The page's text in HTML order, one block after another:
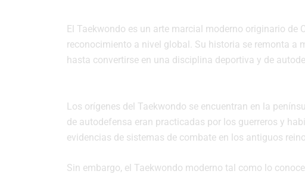
El Taekwondo es un arte marcial moderno originario
reconocimiento a nivel global. Su historia se remonta a
hasta convertirse en una disciplina deportiva y de
Los orígenes del Taekwondo se encuentran en la
de autodefensa eran practicadas por los guerreros y
evidencias de sistemas de combate en los antiguos
Sin embargo, el Taekwondo moderno tal como lo